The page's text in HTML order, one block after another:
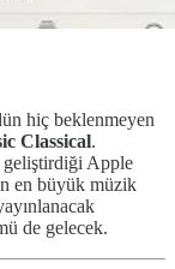
hiç beklenmeyen
Classical.
geliştirdiği Apple
en büyük müzik
de gelecek.